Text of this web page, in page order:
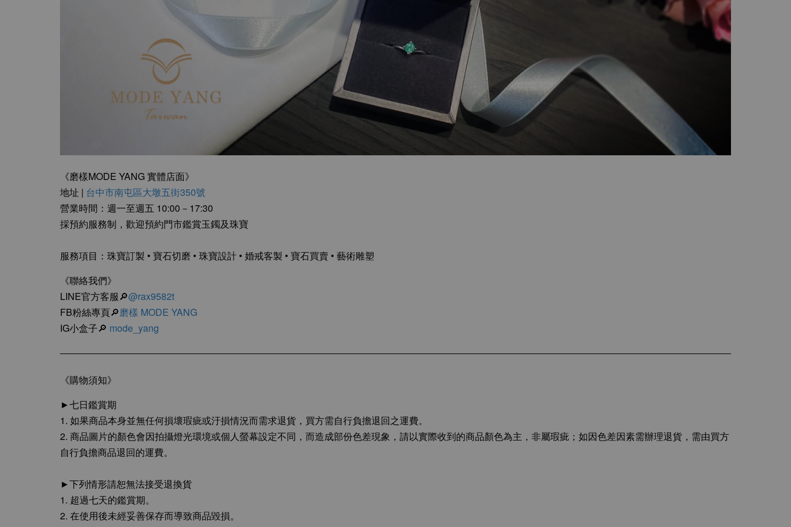
《磨樣MODE YANG 實體店面》
地址 | 台中市南屯區大墩五街350號
營業時間：週一至週五 10:00－17:30
採預約服務制，歡迎預約門市鑑賞玉鐲及珠寶
服務項目：珠寶訂製 • 寶石切磨 • 珠寶設計 • 婚戒客製 • 寶石買賣 • 藝術雕塑
《聯絡我們》
LINE官方客服🔎@rax9582t
FB粉絲專頁🔎磨樣 MODE YANG
IG小盒子🔎 mode_yang
《購物須知》
►七日鑑賞期
1. 如果商品本身並無任何損壞瑕疵或汙損情況而需求退貨，買方需自行負擔退回之運費。
2. 商品圖片的顏色會因拍攝燈光環境或個人螢幕設定不同，而造成部份色差現象，請以實際收到的商品顏色為主，非屬瑕疵；如因色差因素需辦理退貨，需由買方
自行負擔商品退回的運費。
►下列情形請恕無法接受退換貨
1. 超過七天的鑑賞期。
2. 在使用後未經妥善保存而導致商品毀損。